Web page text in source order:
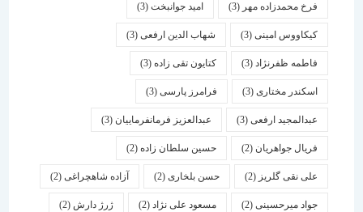
فرخ محمدزاده مهر(3) امید جوانبخت(3)
کیکاووس امینی(3) شهاب الدین ارفعی(3)
فاطمه ظفرنژاد(3) کتایون تقی زاده(3)
اسكندر مختاری (3) فرامرز پارسی(3)
عبدالمجید ارفعی(3) عبدالعزیز فرمانفرماییان(3)
فریال جواهریان(2) حسین سلطان زاده(2)
علی نقی گلریز(2) حسن بلخاری(2) آزاده شاهچراغی(2)
جواد میرحسینی(2) مسعود علی نژاد(2) ژرژ دارش (2)